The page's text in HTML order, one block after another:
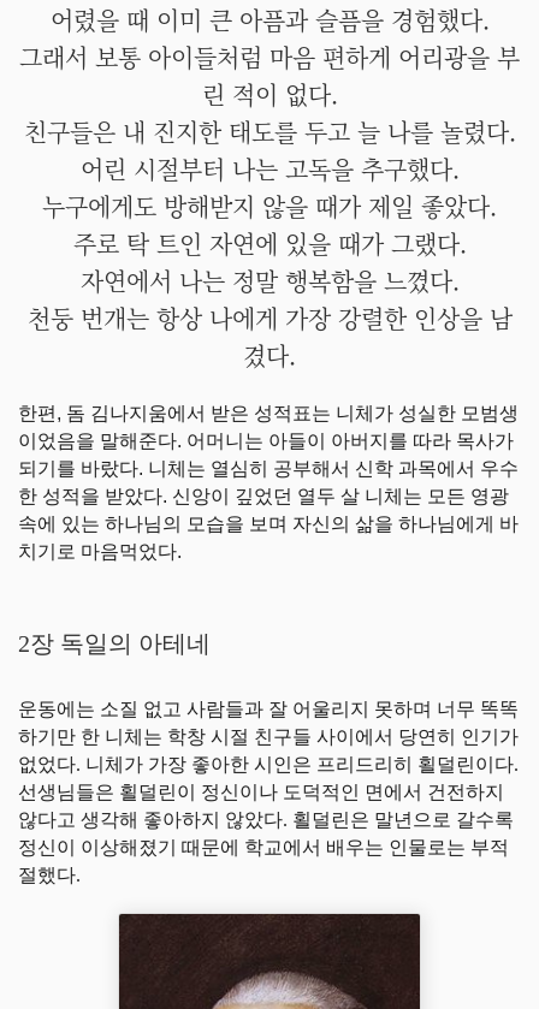
어렸을 때 이미 큰 아픔과 슬픔을 경험했다.
그래서 보통 아이들처럼 마음 편하게 어리광을 부
린 적이 없다.
친구들은 내 진지한 태도를 두고 늘 나를 놀렸다.
어린 시절부터 나는 고독을 추구했다.
누구에게도 방해받지 않을 때가 제일 좋았다.
주로 탁 트인 자연에 있을 때가 그랬다.
자연에서 나는 정말 행복함을 느꼈다.
천둥 번개는 항상 나에게 가장 강렬한 인상을 남
겼다.
한편, 돔 김나지움에서 받은 성적표는 니체가 성실한 모범생
이었음을 말해준다. 어머니는 아들이 아버지를 따라 목사가
되기를 바랐다. 니체는 열심히 공부해서 신학 과목에서 우수
한 성적을 받았다. 신앙이 깊었던 열두 살 니체는 모든 영광
속에 있는 하나님의 모습을 보며 자신의 삶을 하나님에게 바
치기로 마음먹었다.
2장 독일의 아테네
운동에는 소질 없고 사람들과 잘 어울리지 못하며 너무 똑똑
하기만 한 니체는 학창 시절 친구들 사이에서 당연히 인기가
없었다. 니체가 가장 좋아한 시인은 프리드리히 횔덜린이다.
선생님들은 횔덜린이 정신이나 도덕적인 면에서 건전하지
않다고 생각해 좋아하지 않았다. 횔덜린은 말년으로 갈수록
정신이 이상해졌기 때문에 학교에서 배우는 인물로는 부적
절했다.